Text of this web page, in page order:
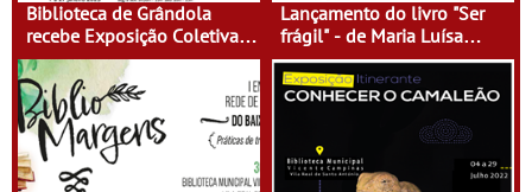
Biblioteca de Grândola
recebe Exposição Coletiva
de Escultura da Faculdade
de Belas-Artes - “360º
around sculpture”
Lançamento do livro "Ser
frágil" - de Maria Luísa
Currito